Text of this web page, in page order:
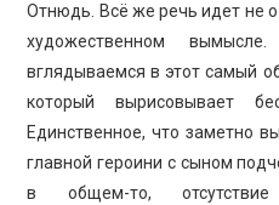
Отнюдь. Всё же речь идет не
художественном
вглядываемся в этот самый
который вырисовывает
Единственное, что заметно
главной героини с сыном
в общем-то, отсутствие